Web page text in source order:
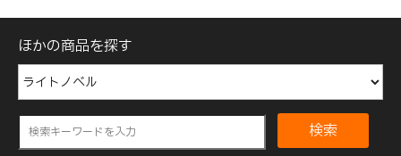
ほかの商品を探す
検索